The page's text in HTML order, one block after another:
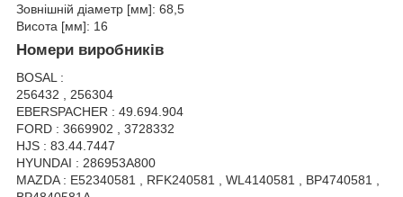
Зовнішній діаметр [мм]: 68,5
Висота [мм]: 16
Номери виробників
BOSAL :
256432 , 256304
EBERSPACHER : 49.694.904
FORD : 3669902 , 3728332
HJS : 83.44.7447
HYUNDAI : 286953A800
MAZDA : E52340581 , RFK240581 , WL4140581 , BP4740581 ,